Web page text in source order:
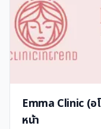
Emma Clinic (อ
หน้า